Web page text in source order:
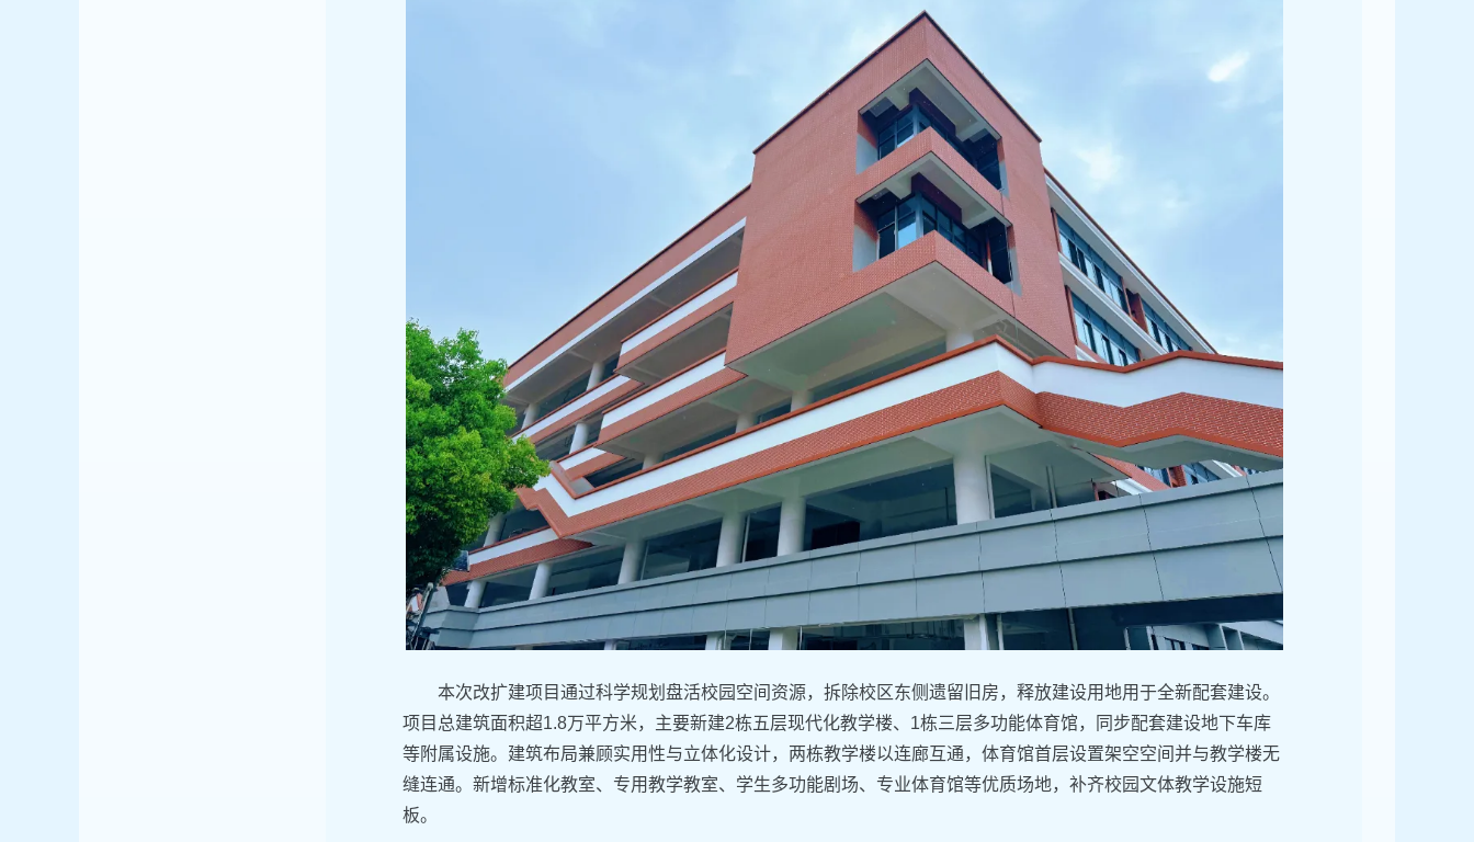
本次改扩建项目通过科学规划盘活校园空间资源，拆除校区东侧遗留旧房，释放建设用地用于全新配套建设。
项目总建筑面积超1.8万平方米，主要新建2栋五层现代化教学楼、1栋三层多功能体育馆，同步配套建设地下车库
等附属设施。建筑布局兼顾实用性与立体化设计，两栋教学楼以连廊互通，体育馆首层设置架空空间并与教学楼无
缝连通。新增标准化教室、专用教学教室、学生多功能剧场、专业体育馆等优质场地，补齐校园文体教学设施短
板。